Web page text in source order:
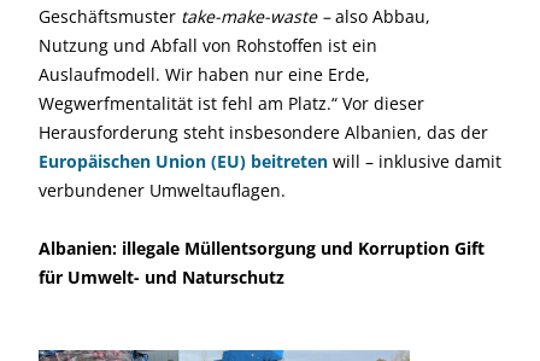
Geschäftsmuster take-make-waste –also Abbau,
Nutzung und Abfall von Rohstoffen ist ein
Auslaufmodell. Wir haben nur eine Erde,
Wegwerfmentalität ist fehl am Platz.“ Vor dieser
Herausforderung steht insbesondere Albanien, das der
Europäischen Union (EU) beitreten will – inklusive damit
verbundener Umweltauflagen.
Albanien: illegale Müllentsorgung und Korruption Gift
für Umwelt- und Naturschutz